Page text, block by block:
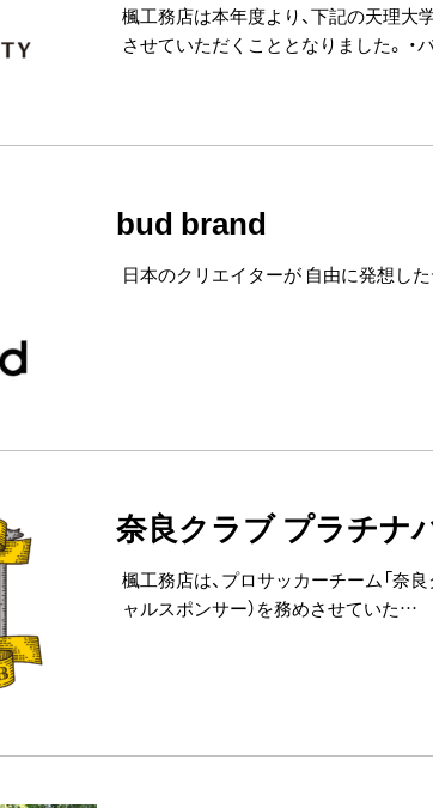
楓工務店は本年度より、下記の天理
させていただくこととなりました。 ・
bud brand
日本のクリエイターが 自由に発想し
奈良クラブ プラチナ
楓工務店は、プロサッカーチーム「奈
ャルスポンサー）を務めさせていた…